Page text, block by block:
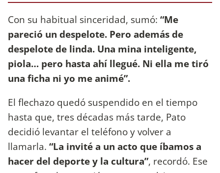
Con su habitual sinceridad, sumó: “Me
pareció un despelote. Pero además de
despelote de linda. Una mina inteligente,
piola… pero hasta ahí llegué. Ni ella me tiró
una ficha ni yo me animé”.
El flechazo quedó suspendido en el tiempo
hasta que, tres décadas más tarde, Pato
decidió levantar el teléfono y volver a
llamarla. “La invité a un acto que íbamos a
hacer del deporte y la cultura”, recordó. Ese